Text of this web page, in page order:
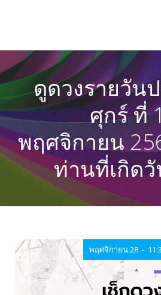
ดูดวงรายวัน
ศุกร์ ที่
พฤศจิกายน
ท่านที่เกิดวั
พฤศจิกายน 28 -